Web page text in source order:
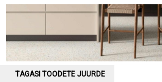
TAGASI TOODETE JUURDE